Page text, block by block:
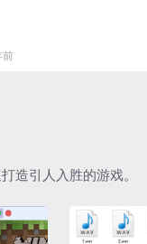
前
造引人入胜的游戏。